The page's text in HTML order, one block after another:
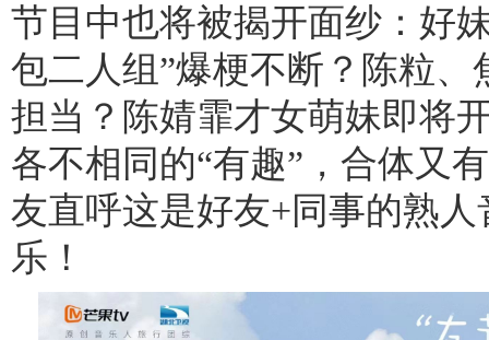
节目中也将被揭开面纱：好
包二人组”爆梗不断？陈粒
担当？陈婧霏才女萌妹即将
各不相同的“有趣”，合体又
友直呼这是好友+同事的熟
乐！